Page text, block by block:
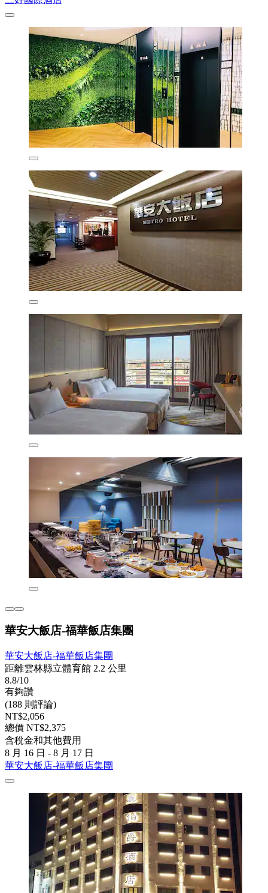
華安大飯店-福華飯店集團
華安大飯店-福華飯店集團
距離雲林縣立體育館 2.2 公里
8.8/10
有夠讚
(188 則評論)
NT$2,056
總價 NT$2,375
含稅金和其他費用
8 月 16 日 - 8 月 17 日
華安大飯店-福華飯店集團